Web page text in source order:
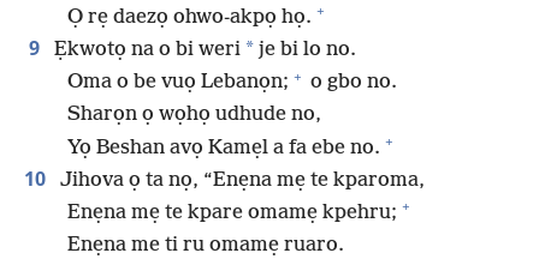
Ọ rẹ daezọ ohwo-akpọ họ. +
9 Ẹkwotọ na o bi weri * je bi lo no.
Oma o be vuọ Lebanọn; + o gbo no.
Sharọn ọ wọhọ udhude no,
Yọ Beshan avọ Kamẹl a fa ebe no. +
10
Jihova ọ ta nọ, “Enẹna mẹ te kparoma,
Enẹna mẹ te kpare omamẹ kpehru; +
Enẹna me ti ru omamẹ ruaro.